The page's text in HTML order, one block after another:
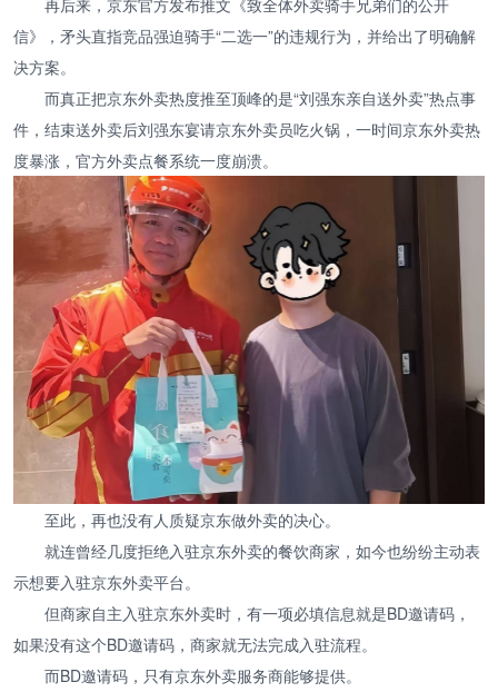
信》，矛头直指竞品强迫骑手“二选一”的违规行为，并给出了明确解
决方案。
而真正把京东外卖热度推至顶峰的是“刘强东亲自送外卖”热点事
件，结束送外卖后刘强东宴请京东外卖员吃火锅，一时间京东外卖热
度暴涨，官方外卖点餐系统一度崩溃。
至此，再也没有人质疑京东做外卖的决心。
就连曾经几度拒绝入驻京东外卖的餐饮商家，如今也纷纷主动表
示想要入驻京东外卖平台。
但商家自主入驻京东外卖时，有一项必填信息就是BD邀请码，
如果没有这个BD邀请码，商家就无法完成入驻流程。
而BD邀请码，只有京东外卖服务商能够提供。